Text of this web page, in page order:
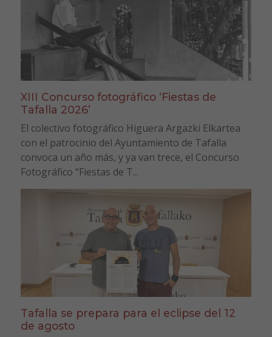
XIII Concurso fotográfico ‘Fiestas de
Tafalla 2026’
El colectivo fotográfico Higuera Argazki Elkartea
con el patrocinio del Ayuntamiento de Tafalla
convoca un año más, y ya van trece, el Concurso
Fotográfico “Fiestas de T...
Tafalla se prepara para el eclipse del 12
de agosto